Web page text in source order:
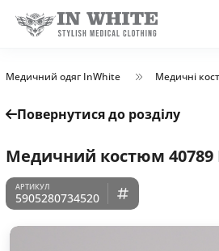
Медичний одяг InWhite Медичні
Повернутися до розділу
Медичний костюм
5905280734520